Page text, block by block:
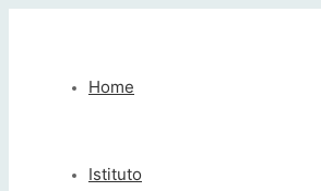
Home
Istituto